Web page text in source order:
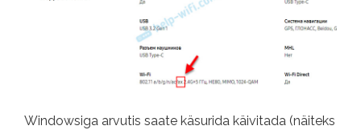
Windowsiga arvutis saate käsurida käivitada (näiteks